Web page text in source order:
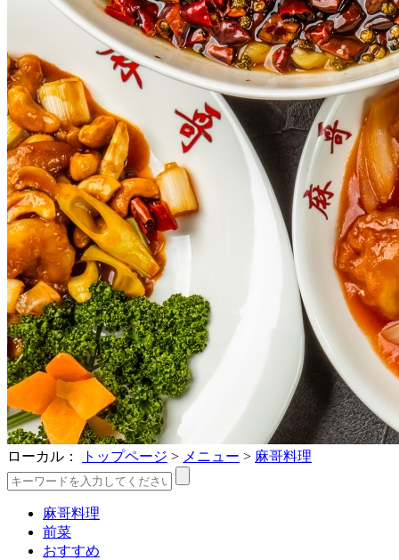
ローカル： トップページ > メニュー > 麻哥料理
麻哥料理
前菜
おすすめ